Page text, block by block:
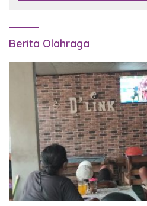
Berita Olahraga